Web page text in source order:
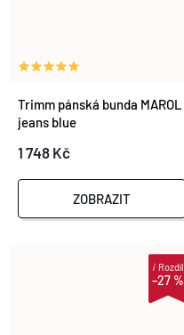
Trimm pánská bunda MAROL
jeans blue
1 748 Kč
ZOBRAZIT
–27 %
iRozdíl